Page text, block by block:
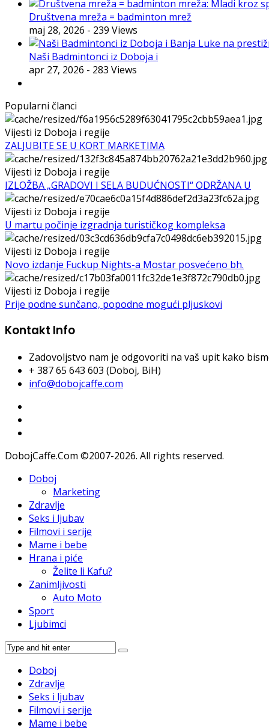
Društvena mreža = badminton mrež
maj 28, 2026 - 239 Views
Naši Badmintonci iz Doboja i
apr 27, 2026 - 283 Views
Popularni članci
Vijesti iz Doboja i regije
ZALJUBITE SE U KORT MARKETIMA
Vijesti iz Doboja i regije
IZLOŽBA „GRADOVI I SELA BUDUĆNOSTI“ ODRŽANA U
Vijesti iz Doboja i regije
U martu počinje izgradnja turističkog kompleksa
Vijesti iz Doboja i regije
Novo izdanje Fuckup Nights-a Mostar posvećeno bh.
Vijesti iz Doboja i regije
Prije podne sunčano, popodne mogući pljuskovi
Kontakt Info
Zadovoljstvo nam je odgovoriti na vaš upit kako
+ 387 65 643 603 (Doboj, BiH)
info@dobojcaffe.com
DobojCaffe.Com ©2007-2026. All rights reserved.
Doboj
Marketing
Zdravlje
Seks i ljubav
Filmovi i serije
Mame i bebe
Hrana i piće
Želite li Kafu?
Zanimljivosti
Auto Moto
Sport
Ljubimci
Doboj
Zdravlje
Seks i ljubav
Filmovi i serije
Mame i bebe